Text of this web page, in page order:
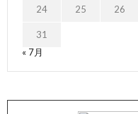
24 25 26
31
« 7月